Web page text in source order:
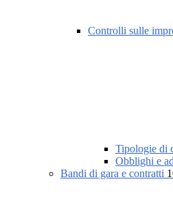
Controlli sulle
Tipologie di
Obblighi e
Bandi di gara e contratti